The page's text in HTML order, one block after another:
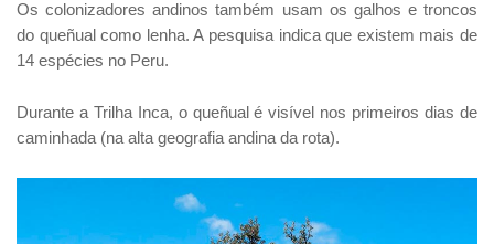
Os colonizadores andinos também usam os galhos e troncos
do queñual como lenha. A pesquisa indica que existem mais de
14 espécies no Peru.
Durante a Trilha Inca, o queñual é visível nos primeiros dias de
caminhada (na alta geografia andina da rota).